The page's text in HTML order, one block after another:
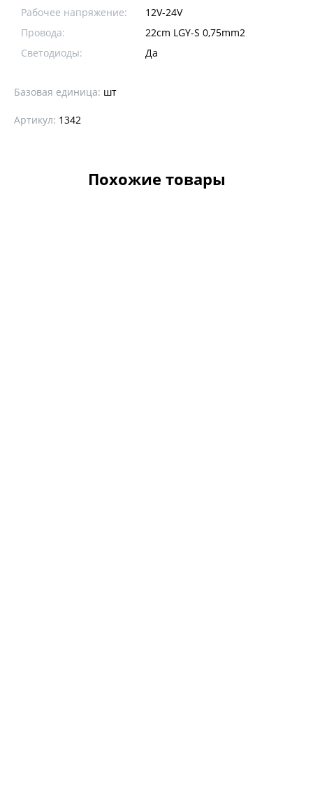
Рабочее напряжение:
12V-24V
Провода:
22cm LGY-S 0,75mm2
Светодиоды:
Да
Базовая единица: шт
Артикул: 1342
Похожие товары